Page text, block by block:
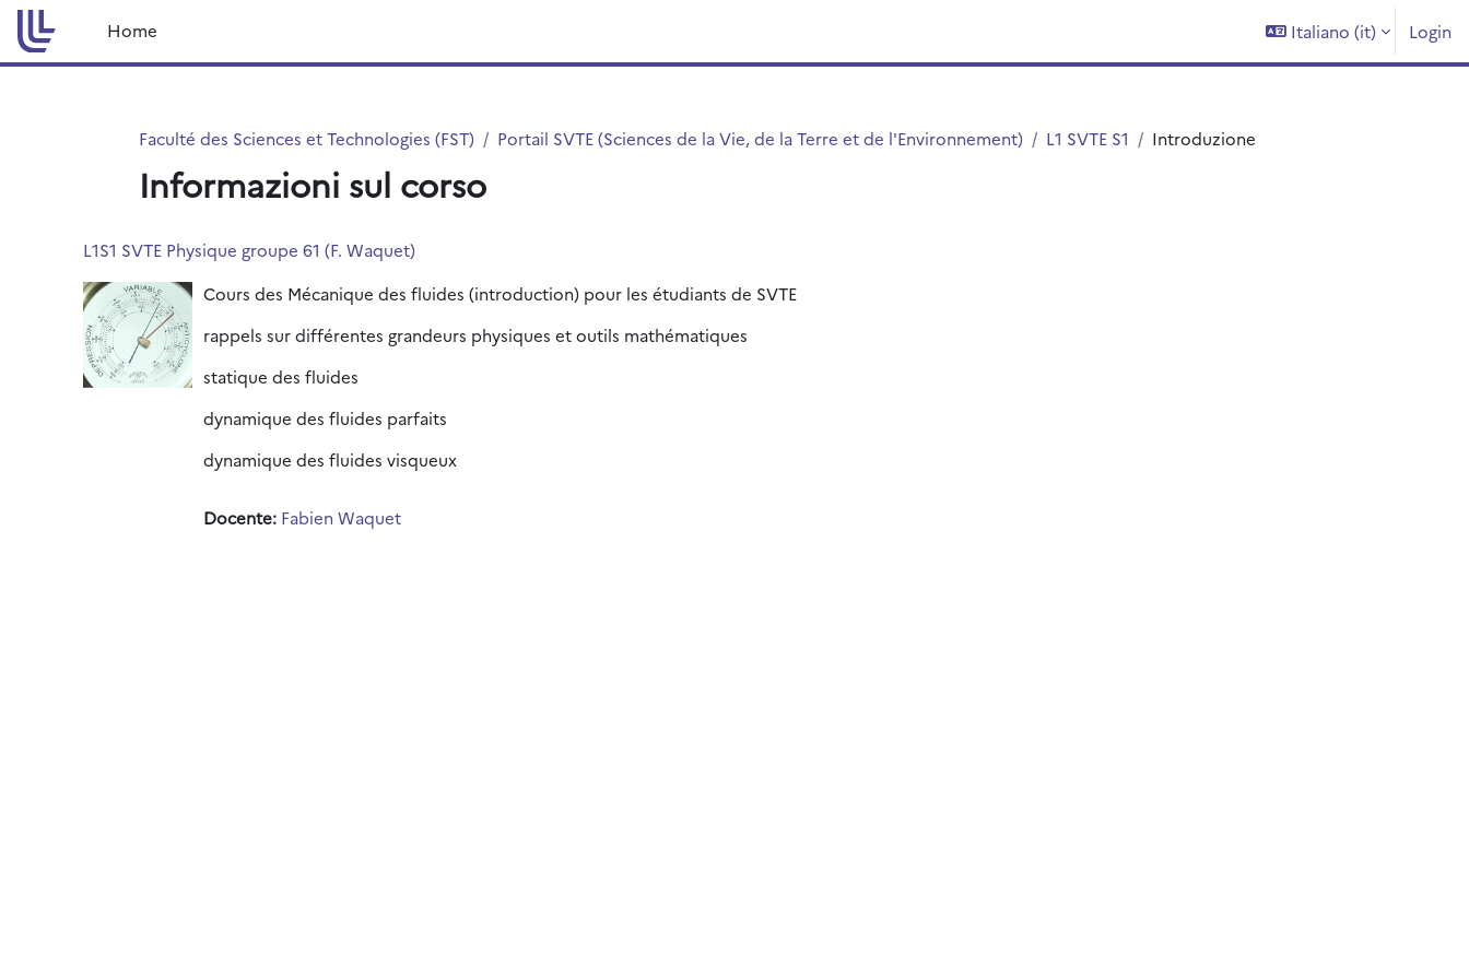
Vai al contenuto principale
Home
Italiano ‎(it)‎ Login
Faculté des Sciences et Technologies (FST) Portail SVTE (Sciences de la Vie, de la Terre et de l'Environnement) L1 SVTE S1 Introduzione
Informazioni sul corso
L1S1 SVTE Physique groupe 61 (F. Waquet)
Cours des Mécanique des fluides (introduction) pour les étudiants de SVTE
rappels sur différentes grandeurs physiques et outils mathématiques
statique des fluides
dynamique des fluides parfaits
dynamique des fluides visqueux
Docente: Fabien Waquet